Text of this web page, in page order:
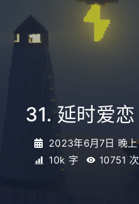
31. 延时爱恋
2023年6月7日 晚上
10k 字
10751 次